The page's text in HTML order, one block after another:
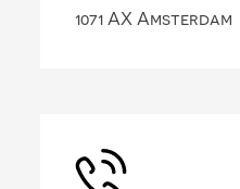
1071 AX Amsterdam